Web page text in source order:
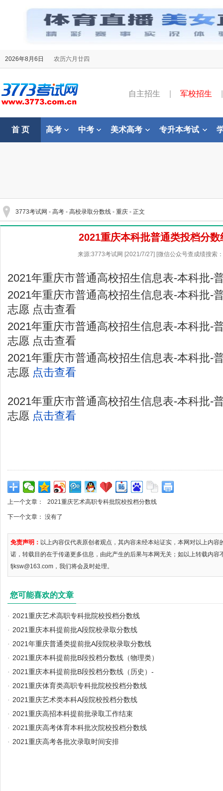
2026年8月6日 农历六月廿四
自主招生 军校招生
首 页 高考 中考 美术高考 专升本考试
3773考试网 - 高考 - 高校录取分数线 - 重庆 - 正文
2021重庆本科批普通类投档分数
来源:3773考试网 [2021/7/27] [微信公众号查成绩搜索
2021年重庆市普通高校招生信息表-本科批-
2021年重庆市普通高校招生信息表-本科批-
志愿 点击查看
2021年重庆市普通高校招生信息表-本科批-
志愿 点击查看
2021年重庆市普通高校招生信息表-本科批-
志愿 点击查看
2021年重庆市普通高校招生信息表-本科批-
志愿 点击查看
上一个文章： 2021重庆艺术高职专科批院校投档分数线
下一个文章： 没有了
免责声明： 以上内容仅代表原创者观点，其内容未经本站证实，本网对以上内
诺，转载目的在于传递更多信息，由此产生的后果与本网无关；如以上转载内容
fjksw@163.com，我们将会及时处理。
您可能喜欢的文章
· 2021重庆艺术高职专科批院校投档分数线
· 2021重庆本科提前批A段院校录取分数线
· 2021年重庆普通类提前批A段院校录取分数线
· 2021重庆本科提前批B段投档分数线（物理类）
· 2021重庆本科提前批B段投档分数线（历史）-
· 2021重庆体育类高职专科批院校投档分数线
· 2021重庆艺术类本科A段院校投档分数线
· 2021重庆高招本科提前批录取工作结束
· 2021重庆高考体育本科批次院校投档分数线
· 2021重庆高考各批次录取时间安排